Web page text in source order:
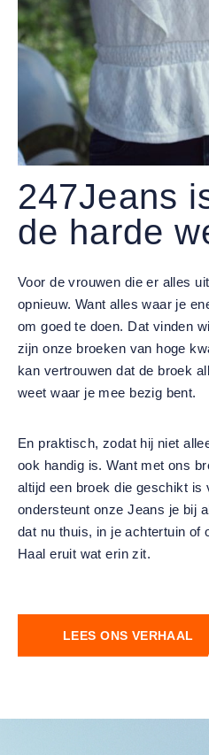
247Jeans
de harde
Voor de vrouwen die er alles
opnieuw. Want alles waar je
om goed te doen. Dat vinden
zijn onze broeken van hoge
kan vertrouwen dat de broek
weet waar je mee bezig bent.
En praktisch, zodat hij niet
ook handig is. Want met ons
altijd een broek die geschikt is
ondersteunt onze Jeans je bij
dat nu thuis, in je achtertuin of
Haal eruit wat erin zit.
LEES ONS VERHAAL